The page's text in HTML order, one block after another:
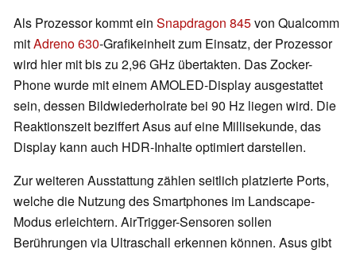
Als Prozessor kommt ein Snapdragon 845von Qualcomm
mitAdreno 630-Grafikeinheit zum Einsatz, der Prozessor
wird hier mit bis zu 2,96 GHz übertakten. Das Zocker-
Phone wurde mit einem AMOLED-Display ausgestattet
sein, dessen Bildwiederholrate bei 90 Hz liegen wird. Die
Reaktionszeit beziffert Asus auf eine Millisekunde, das
Display kann auch HDR-Inhalte optimiert darstellen.
Zur weiteren Ausstattung zählen seitlich platzierte Ports,
welche die Nutzung des Smartphones im Landscape-
Modus erleichtern. AirTrigger-Sensoren sollen
Berührungen via Ultraschall erkennen können. Asus gibt